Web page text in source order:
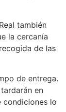
también
la cercanía
de las
de entrega.
en
condiciones lo